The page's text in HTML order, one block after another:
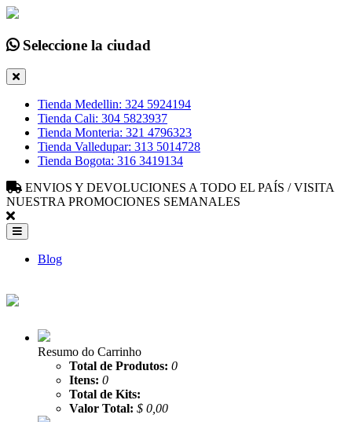
Seleccione la ciudad
Tienda Medellin: 324 5924194
Tienda Cali: 304 5823937
Tienda Monteria: 321 4796323
Tienda Valledupar: 313 5014728
Tienda Bogota: 316 3419134
ENVIOS Y DEVOLUCIONES A TODO EL PAÍS / VISITA
NUESTRA PROMOCIONES SEMANALES
Blog
Resumo do Carrinho
Total de Produtos: 0
Itens: 0
Total de Kits:
Valor Total: $ 0,00